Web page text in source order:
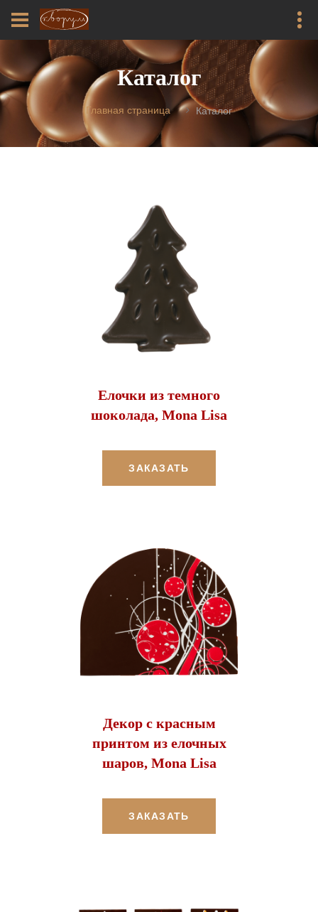
Каталог
Главная страница Каталог
Елочки из темного
шоколада, Mona Lisa
ЗАКАЗАТЬ
Декор с красным
принтом из елочных
шаров, Mona Lisa
ЗАКАЗАТЬ